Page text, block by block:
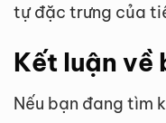
tự đặc trưng của
Kết luận về
Nếu bạn đang tìm